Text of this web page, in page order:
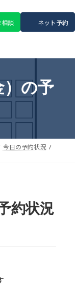
相談 ネット予約
）の予
今日の予約状況
約状況